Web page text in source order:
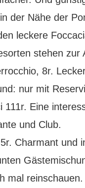
der Nähe der
leckere
stehen zur
8r.
nur mit
111r. Eine
und Club.
Charmant und
mal reinschauen.